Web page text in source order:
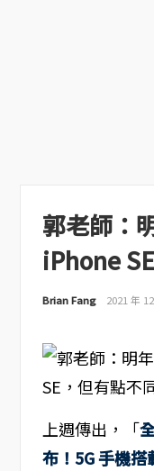
郭老師：
iPhone
Brian Fang 2021 年
上週傳出，「
布！5G 手機搭